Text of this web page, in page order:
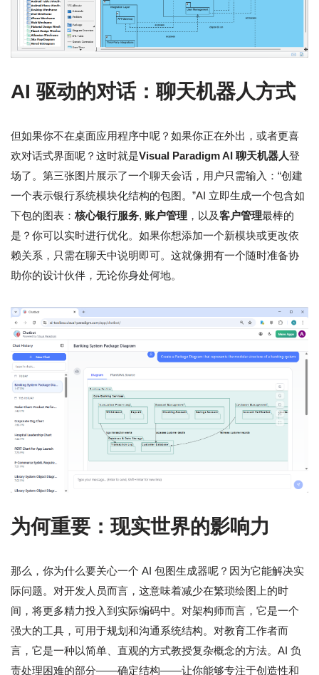
AI 驱动的对话：聊天机器人方式
但如果你不在桌面应用程序中呢？如果你正在外出，或者更喜
欢对话式界面呢？这时就是Visual Paradigm AI 聊天机器人登
场了。第三张图片展示了一个聊天会话，用户只需输入：“创建
一个表示银行系统模块化结构的包图。”AI 立即生成一个包含如
下包的图表： 核心银行服务, 账户管理 ，以及客户管理最棒的
是？你可以实时进行优化。如果你想添加一个新模块或更改依
赖关系，只需在聊天中说明即可。这就像拥有一个随时准备协
助你的设计伙伴，无论你身处何地。
为何重要：现实世界的影响力
那么，你为什么要关心一个 AI 包图生成器呢？因为它能解决实
际问题。对开发人员而言，这意味着减少在繁琐绘图上的时
间，将更多精力投入到实际编码中。对架构师而言，它是一个
强大的工具，可用于规划和沟通系统结构。对教育工作者而
言，它是一种以简单、直观的方式教授复杂概念的方法。AI 负
责处理困难的部分——确定结构——让你能够专注于创造性和